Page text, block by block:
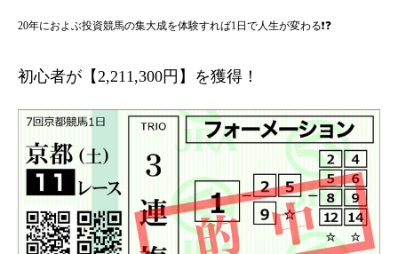
20年におよぶ投資競馬の集大成を体験すれば1日で人生が変わる❗❓
初心者が【2,211,300円】を獲得！